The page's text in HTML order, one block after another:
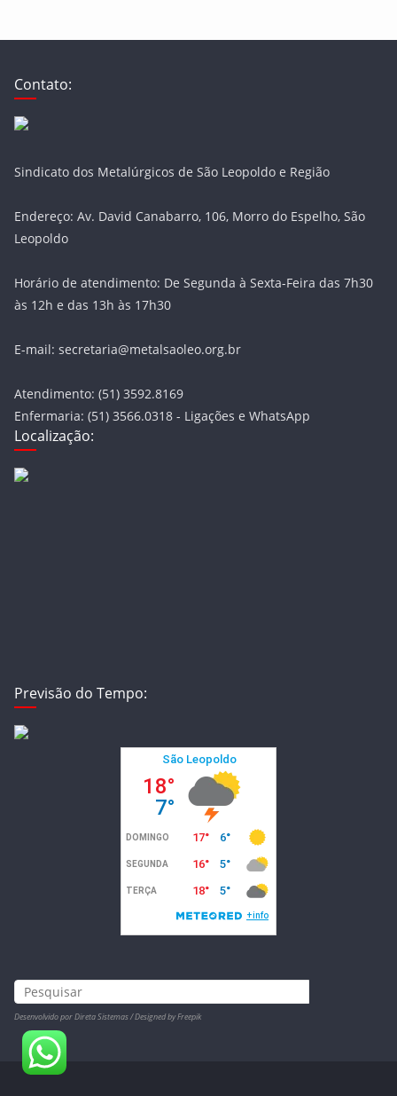
Contato:
Sindicato dos Metalúrgicos de São Leopoldo e Região
Endereço: Av. David Canabarro, 106, Morro do Espelho, São
Leopoldo
Horário de atendimento: De Segunda à Sexta-Feira das 7h30
às 12h e das 13h às 17h30
E-mail: secretaria@metalsaoleo.org.br
Atendimento: (51) 3592.8169
Enfermaria: (51) 3566.0318 - Ligações e WhatsApp
Localização:
Previsão do Tempo:
Desenvolvido por Direta Sistemas /Designed by Freepik